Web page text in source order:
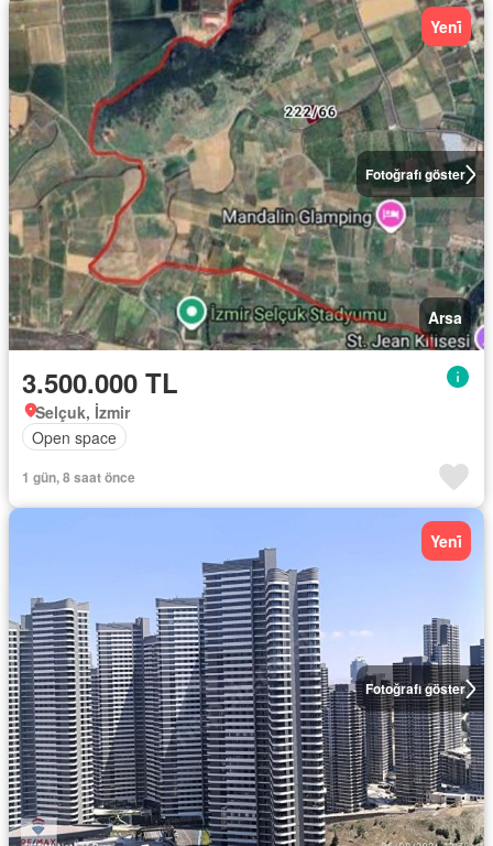
Fotoğrafı göster
Yeni̇
Arsa
3.500.000 TL
Selçuk, İzmir
Open space
1 gün, 8 saat önce
Fotoğrafı göster
Yeni̇